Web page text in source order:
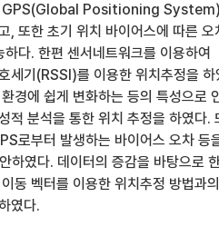
GPS(Global Positioning System)
, 또한 초기 위치 바이어스에 따른 오
다. 한편 센서네트워크를 이용하여
세기(RSSI)를 이용한 위치추정을 하
경에 쉽게 변화하는 등의 특성으로
적 분석을 통한 위치 추정을 하였다.
로부터 발생하는 바이어스 오차 등
하였다. 데이터의 증감을 바탕으로
동 벡터를 이용한 위치추정 방법과의
였다.